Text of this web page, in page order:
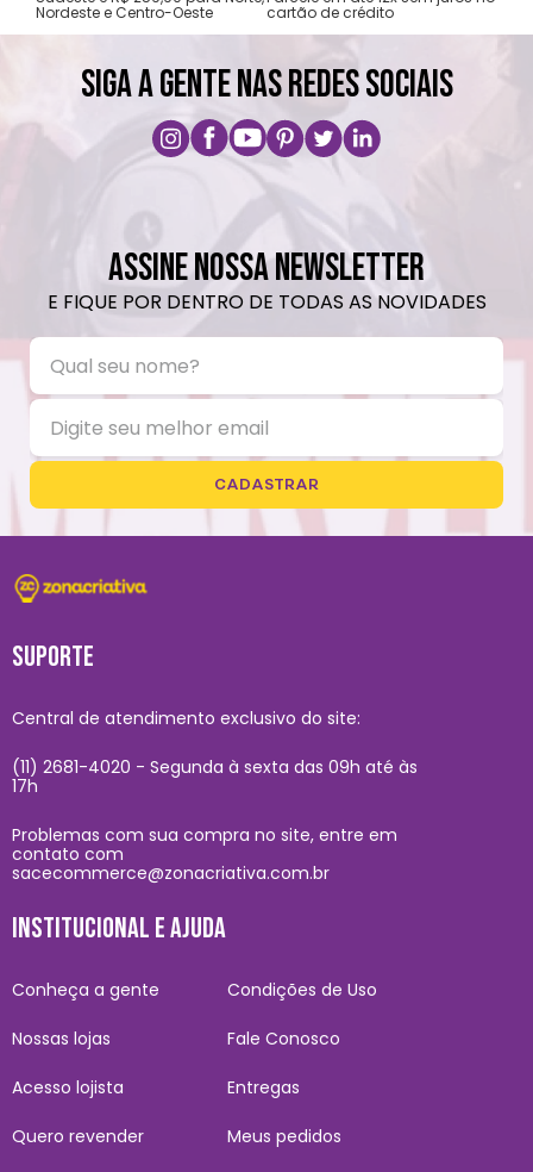
Nordeste e Centro-Oeste cartão de crédito
SIGA A GENTE NAS REDES SOCIAIS
ASSINE NOSSA NEWSLETTER
E FIQUE POR DENTRO DE TODAS AS NOVIDADES
CADASTRAR
SUPORTE
Central de atendimento exclusivo do site:
(11) 2681-4020 - Segunda à sexta das 09h até às
17h
Problemas com sua compra no site, entre em
contato com
sacecommerce@zonacriativa.com.br
INSTITUCIONAL E AJUDA
Conheça a gente
Nossas lojas
Acesso lojista
Quero revender
Condições de Uso
Fale Conosco
Entregas
Meus pedidos